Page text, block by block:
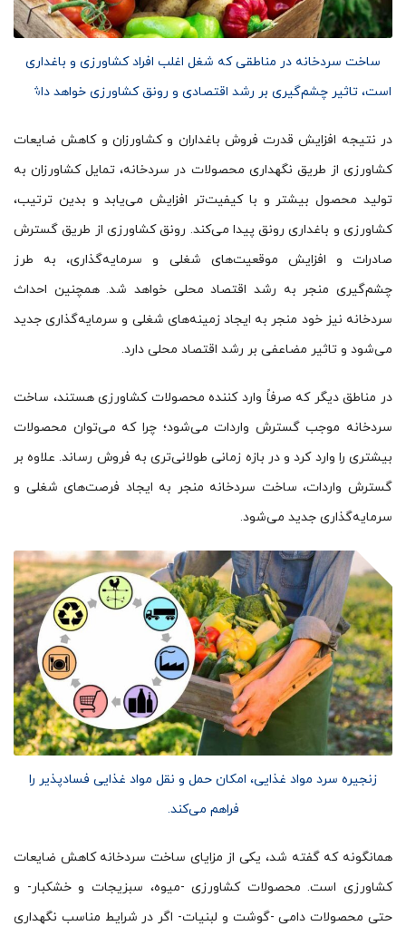
ساخت سردخانه در مناطقی که شغل اغلب افراد کشاورزی و باغداری
است، تاثیر چشم‌گیری بر رشد اقتصادی و رونق کشاورزی خواهد داشت.
در نتیجه افزایش قدرت فروش باغداران و کشاورزان و کاهش ضایعات
کشاورزی از طریق نگهداری محصولات در سردخانه، تمایل کشاورزان به
تولید محصول بیشتر و با کیفیت‌تر افزایش می‌یابد و بدین ترتیب،
کشاورزی و باغداری رونق پیدا می‌کند. رونق کشاورزی از طریق گسترش
صادرات و افزایش موقعیت‌های شغلی و سرمایه‌گذاری، به طرز
چشم‌گیری منجر به رشد اقتصاد محلی خواهد شد. همچنین احداث
سردخانه نیز خود منجر به ایجاد زمینه‌های شغلی و سرمایه‌گذاری جدید
می‌شود و تاثیر مضاعفی بر رشد اقتصاد محلی دارد.
در مناطق دیگر که صرفاً وارد کننده محصولات کشاورزی هستند، ساخت
سردخانه موجب گسترش واردات می‌شود؛ چرا که می‌توان محصولات
بیشتری را وارد کرد و در بازه زمانی طولانی‌تری به فروش رساند. علاوه بر
گسترش واردات، ساخت سردخانه منجر به ایجاد فرصت‌های شغلی و
سرمایه‌گذاری جدید می‌شود.
زنجیره سرد مواد غذایی، امکان حمل و نقل مواد غذایی فسادپذیر را
فراهم می‌کند.
همانگونه که گفته شد، یکی از مزایای ساخت سردخانه کاهش ضایعات
کشاورزی است. محصولات کشاورزی -میوه، سبزیجات و خشکبار- و
حتی محصولات دامی -گوشت و لبنیات- اگر در شرایط مناسب نگهداری